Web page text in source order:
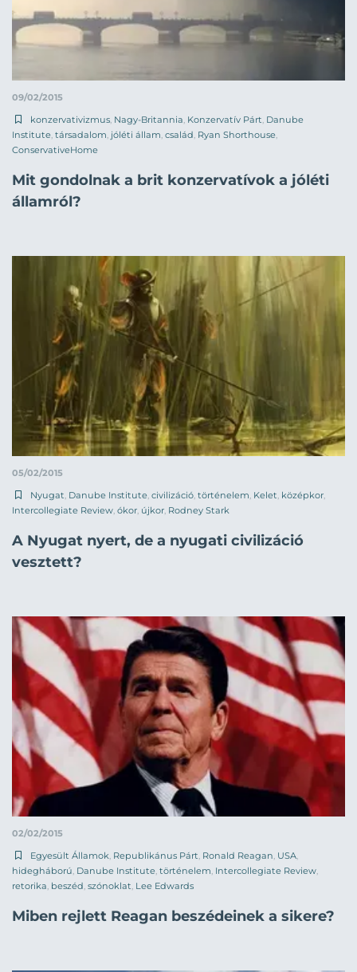
09/02/2015
konzervativizmus Nagy-Britannia Konzervatív Párt Danube
Institute társadalom jóléti állam család Ryan Shorthouse
ConservativeHome
Mit gondolnak a brit konzervatívok a jóléti
államról?
05/02/2015
Nyugat, Danube Institute, civilizáció, történelem, Kelet, középkor,
Intercollegiate Review, ókor, újkor, Rodney Stark
A Nyugat nyert, de a nyugati civilizáció
vesztett?
02/02/2015
Egyesült Államok, Republikánus Párt, Ronald Reagan, USA,
hidegháború, Danube Institute, történelem, Intercollegiate Review,
retorika, beszéd, szónoklat, Lee Edwards
Miben rejlett Reagan beszédeinek a sikere?